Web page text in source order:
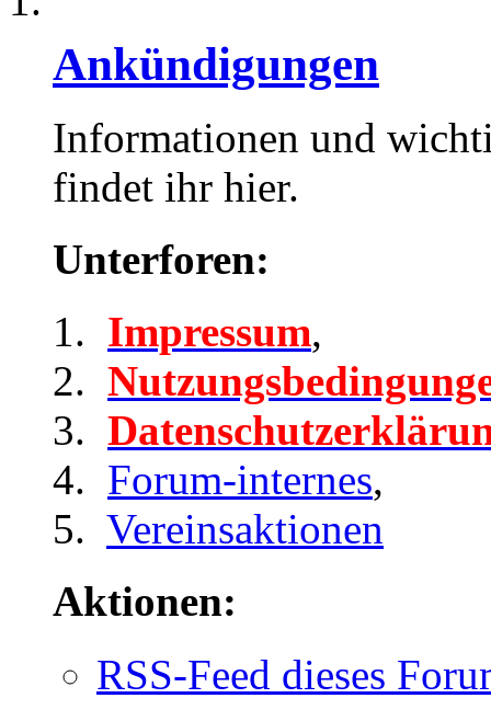
Ankündigungen
Informationen und
findet ihr hier.
Unterforen:
Impressum,
Forum-internes,
Vereinsaktionen
Aktionen:
RSS-Feed dieses